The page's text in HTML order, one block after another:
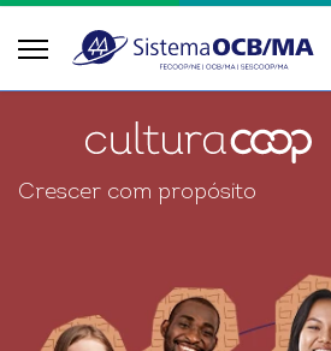
Crescer com propósito